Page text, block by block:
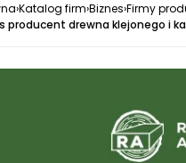
›Katalog firm›Biznes›Firmy
producent drewna klejonego i